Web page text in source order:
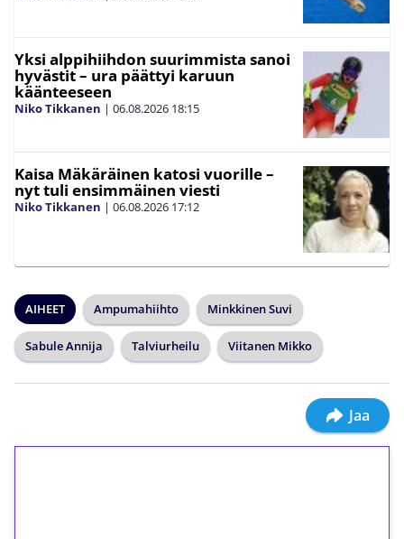
Yksi alppihiihdon suurimmista sanoi
hyvästit – ura päättyi karuun
käänteeseen
Niko Tikkanen | 06.08.2026 18:15
Kaisa Mäkäräinen katosi vuorille –
nyt tuli ensimmäinen viesti
Niko Tikkanen | 06.08.2026 17:12
AIHEET Ampumahiihto Minkkinen Suvi
Sabule Annija Talviurheilu Viitanen Mikko
Jaa